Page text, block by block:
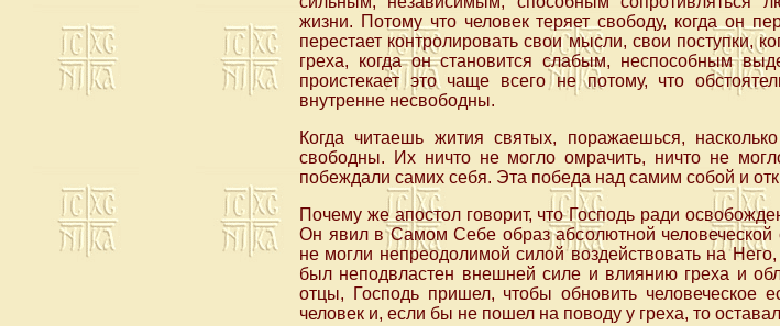
жизни. Потому что человек теряет свободу, когда он
перестает контролировать свои мысли, свои поступки,
греха, когда он становится слабым, неспособным
проистекает это чаще всего не потому, что
внутренне несвободны.
Когда читаешь жития святых, поражаешься,
свободны. Их ничто не могло омрачить, ничто не
побеждали самих себя. Эта победа над самим собой и
Почему же апостол говорит, что Господь ради
Он явил в Самом Себе образ абсолютной человеческой
не могли непреодолимой силой воздействовать на
был неподвластен внешней силе и влиянию греха и
отцы, Господь пришел, чтобы обновить человеческое
человек и, если бы не пошел на поводу у греха, то